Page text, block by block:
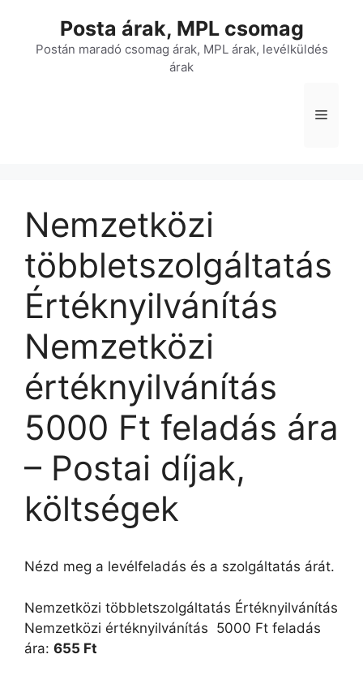
tartalomba
Posta árak, MPL csomag
Postán maradó csomag árak, MPL árak, levélküldés
árak
Menü
Nemzetközi
többletszolgáltatás
Értéknyilvánítás
Nemzetközi
értéknyilvánítás 
5000 Ft feladás ára
– Postai díjak,
költségek
Nézd meg a levélfeladás és a szolgáltatás árát.
Nemzetközi többletszolgáltatás Értéknyilvánítás
Nemzetközi értéknyilvánítás  5000 Ft feladás
ára: 655 Ft